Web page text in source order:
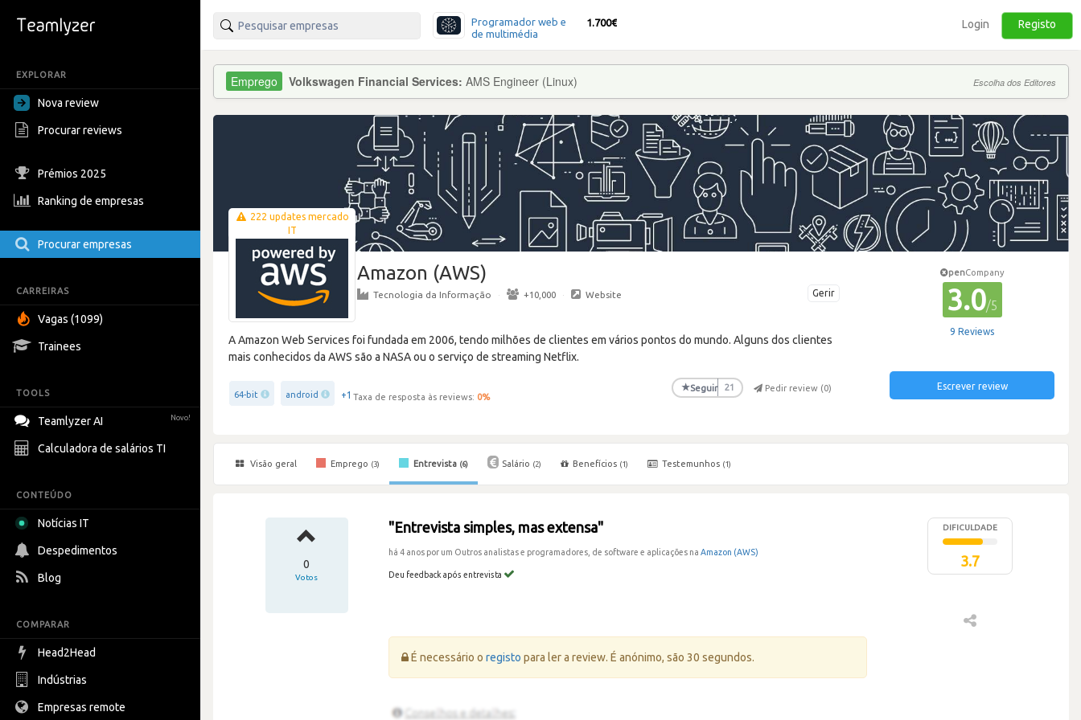
EXPLORAR
Nova review
Procurar reviews
Prémios 2025
Ranking de empresas
Procurar empresas
CARREIRAS
Vagas (1099)
Trainees
TOOLS
Teamlyzer AI Novo!
Calculadora de salários TI
CONTEÚDO
Notícias IT
Despedimentos
Blog
COMPARAR
Head2Head
Indústrias
Empresas remote
Programador web e
de multimédia
1.700€ Login Registo
Volkswagen Financial Services: AMS Engineer (Linux) Escolha dos Editores
222 updates mercado
IT
Amazon (AWS)
Gerir
Tecnologia da Informação · +10,000 · Website
A Amazon Web Services foi fundada em 2006, tendo milhões de clientes em vários pontos do mundo. Alguns dos clientes
mais conhecidos da AWS são a NASA ou o serviço de streaming Netflix.
64-bit android +1 Taxa de resposta às reviews: 0%
★Seguir 21 Pedir review (0)
penCompany
3.0/5
9 Reviews
Escrever review
Visão geral Emprego (3) Entrevista (6) Salário (2) Benefícios (1) Testemunhos (1)
0
Votos
"Entrevista simples, mas extensa"
há 4 anos por um Outros analistas e programadores, de software e aplicações naAmazon (AWS)
Deu feedback após entrevista
DIFICULDADE
3.7
Erro:
É necessário oregisto para ler a review. É anónimo, são 30 segundos.